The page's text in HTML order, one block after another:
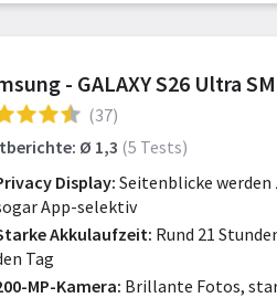
- GALAXY S26 Ultra
(37)
Ø 1,3 (5 Tests)
Display Seitenblicke
App-selektiv
Akkulaufzeit Rund 21
Tag
MP-Kamera Brillante Fotos,